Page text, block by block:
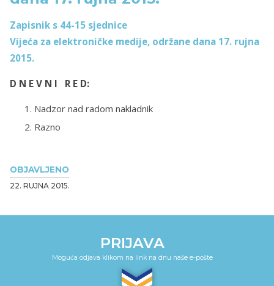
OBJAVLJENO
22. RUJNA 2015.
Zapisnik s 44-15 sjednice
Vijeća za elektroničke medije, održane dana 17. rujna
2015.
D N E V N I R E D:
Nadzor nad radom nakladnik
Razno
PRIJAVA
Moguća odjava klikom na link na dnu naše e-pošte